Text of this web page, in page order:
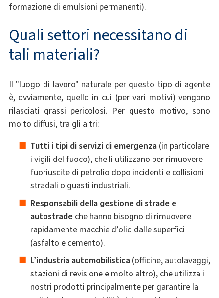
formazione di emulsioni permanenti).
Quali settori necessitano di
tali materiali?
Il "luogo di lavoro" naturale per questo tipo di agente
è, ovviamente, quello in cui (per vari motivi) vengono
rilasciati grassi pericolosi. Per questo motivo, sono
molto diffusi, tra gli altri:
Tutti i tipi di servizi di emergenza(in particolare
i vigili del fuoco), che li utilizzano per rimuovere
fuoriuscite di petrolio dopo incidenti e collisioni
stradali o guasti industriali.
Responsabili della gestione di strade e
autostrade che hanno bisogno di rimuovere
rapidamente macchie d’olio dalle superfici
(asfalto e cemento).
L’industria automobilistica(officine, autolavaggi,
stazioni di revisione e molto altro), che utilizza i
nostri prodotti principalmente per garantire la